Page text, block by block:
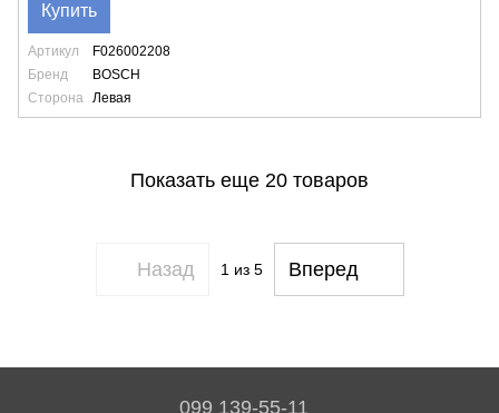
Купить
Артикул
F026002208
Бренд
BOSCH
Сторона Левая
Показать еще 20 товаров
Назад 1 из 5 Вперед
099 139-55-11